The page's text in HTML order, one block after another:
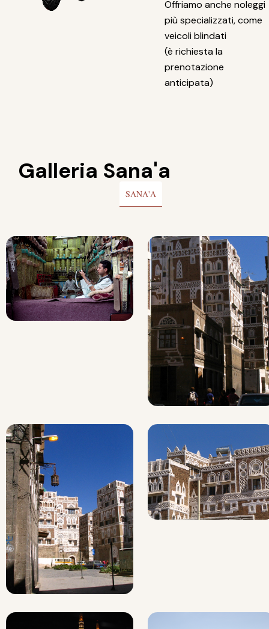
Offriamo anche noleggi
più specializzati, come
veicoli blindati
(è richiesta la
prenotazione
anticipata)
Galleria Sana'a
SANA'A